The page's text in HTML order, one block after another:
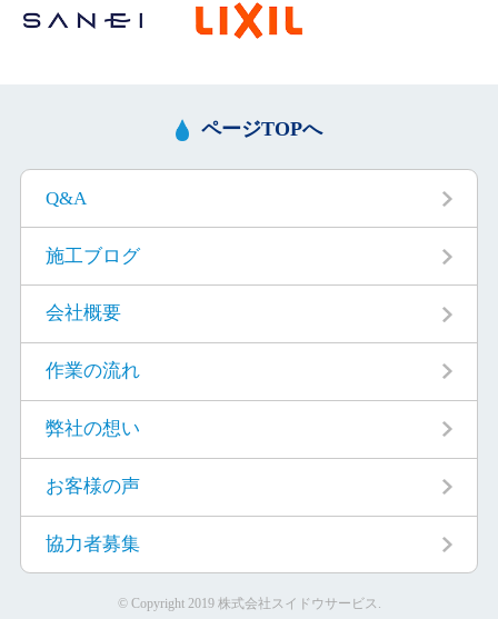
ページTOPへ
Q&A
施工ブログ
会社概要
作業の流れ
弊社の想い
お客様の声
協力者募集
© Copyright 2019 株式会社スイドウサービス.